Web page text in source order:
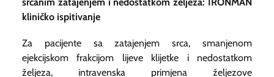
kliničko ispitivanje
Za pacijente sa zatajenjem srca, smanjenom
ejekcijskom frakcijom lijeve klijetke i nedostatkom
željeza, intravenska primjena željezove